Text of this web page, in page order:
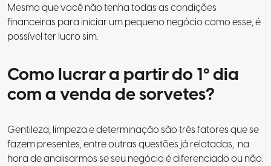
Mesmo que você não tenha todas as condições
financeiras para iniciar um pequeno negócio como esse, é
possível ter lucro sim.
Como lucrar a partir do 1º dia
com a venda de sorvetes?
Gentileza, limpeza e determinação são três fatores que se
fazem presentes, entre outras questões já relatadas, na
hora de analisarmos se seu negócio é diferenciado ou não.